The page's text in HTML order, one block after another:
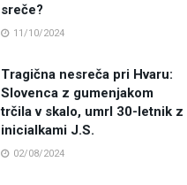
sreče?
11/10/2024
Tragična nesreča pri Hvaru:
Slovenca z gumenjakom
trčila v skalo, umrl 30-letnik z
inicialkami J.S.
02/08/2024